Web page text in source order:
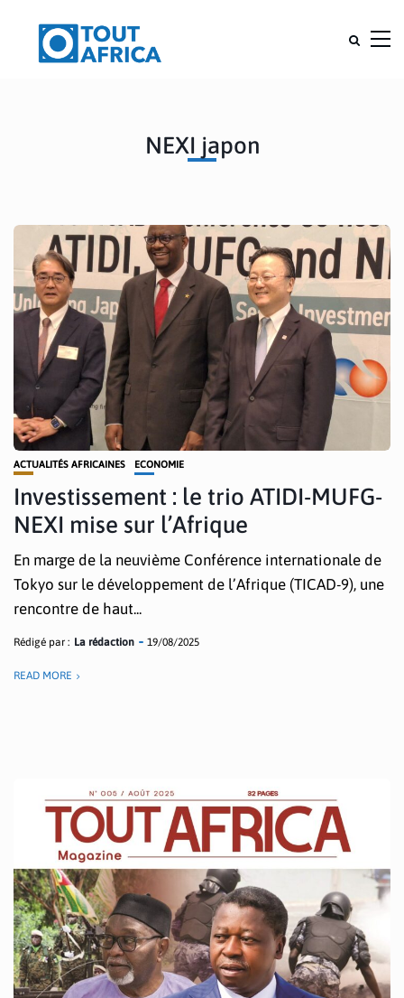
NEXI japon
ACTUALITÉS AFRICAINES ECONOMIE
Investissement : le trio ATIDI-MUFG-
NEXI mise sur l’Afrique
En marge de la neuvième Conférence internationale de
Tokyo sur le développement de l’Afrique (TICAD-9), une
rencontre de haut...
Rédigé par : La rédaction 19/08/2025
READ MORE